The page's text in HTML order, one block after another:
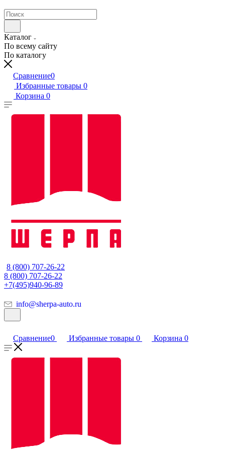
Каталог
По всему сайту
По каталогу
Сравнение0
Избранные товары 0
Корзина 0
8 (800) 707-26-22
8 (800) 707-26-22
+7(495)940-96-89
info@sherpa-auto.ru
Сравнение0 Избранные товары 0 Корзина 0